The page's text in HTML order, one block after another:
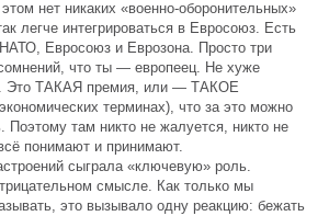
нет никаких «военно-оборонительных»
легче интегрироваться в Евросоюз. Есть
НАТО, Евросоюз и Еврозона. Просто три
что ты — европеец. Не хуже
Это ТАКАЯ премия, или — ТАКОЕ
терминах), что за это можно
Поэтому там никто не жалуется, никто не
понимают и принимают.
сыграла «ключевую» роль.
смысле. Как только мы
это вызывало одну реакцию: бежать